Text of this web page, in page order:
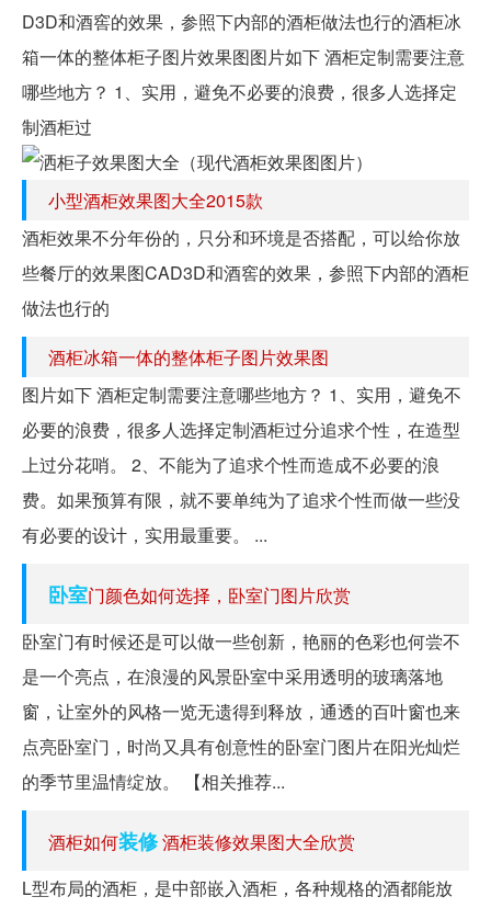
D3D和酒窖的效果，参照下内部的酒柜做法也行的酒柜冰
箱一体的整体柜子图片效果图图片如下 酒柜定制需要注意
哪些地方？ 1、实用，避免不必要的浪费，很多人选择定
制酒柜过
小型酒柜效果图大全2015款
酒柜效果不分年份的，只分和环境是否搭配，可以给你放
些餐厅的效果图CAD3D和酒窖的效果，参照下内部的酒柜
做法也行的
酒柜冰箱一体的整体柜子图片效果图
图片如下 酒柜定制需要注意哪些地方？ 1、实用，避免不
必要的浪费，很多人选择定制酒柜过分追求个性，在造型
上过分花哨。 2、不能为了追求个性而造成不必要的浪
费。如果预算有限，就不要单纯为了追求个性而做一些没
有必要的设计，实用最重要。 ...
卧室门颜色如何选择，卧室门图片欣赏
卧室门有时候还是可以做一些创新，艳丽的色彩也何尝不
是一个亮点，在浪漫的风景卧室中采用透明的玻璃落地
窗，让室外的风格一览无遗得到释放，通透的百叶窗也来
点亮卧室门，时尚又具有创意性的卧室门图片在阳光灿烂
的季节里温情绽放。 【相关推荐...
酒柜如何装修酒柜装修效果图大全欣赏
L型布局的酒柜，是中部嵌入酒柜，各种规格的酒都能放